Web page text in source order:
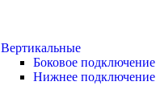
Вертикальные
Боковое подключение
Нижнее подключение